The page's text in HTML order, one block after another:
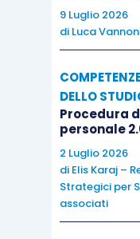
9 Luglio 2026
di Luca
DELLO
Procedura
personale
2 Luglio 2026
di Elis Karaj –
Strategici per
associati